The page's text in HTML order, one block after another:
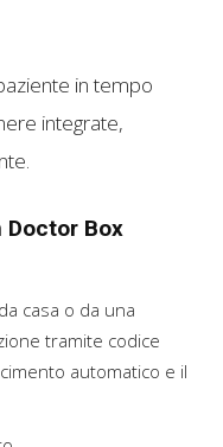
in tempo
integrate,
Doctor Box
casa o da una
tramite codice
automatico e il